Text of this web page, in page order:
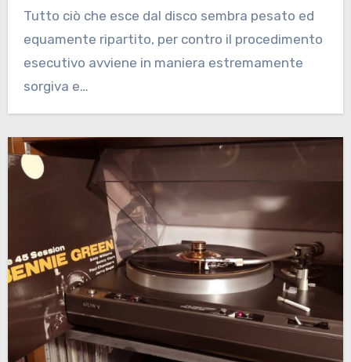
Tutto ciò che esce dal disco sembra pesato ed
equamente ripartito, per contro il procedimento
esecutivo avviene in maniera estremamente
sorgiva e…